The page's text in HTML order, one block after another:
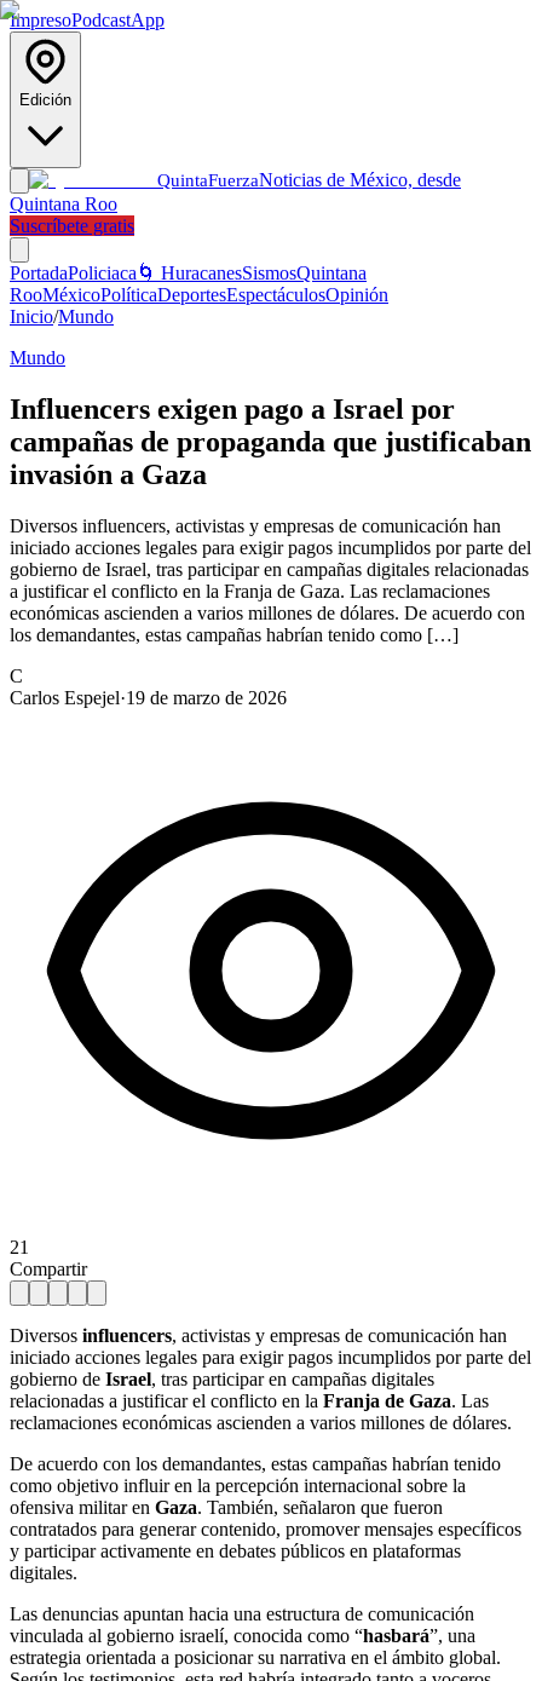
ImpresoPodcastApp
Edición
QuintaFuerzaNoticias de México, desde
Quintana Roo
Suscríbete gratis
PortadaPoliciaca 🌀 HuracanesSismosQuintana
RooMéxicoPolíticaDeportesEspectáculosOpinión
Inicio/Mundo
Mundo
Influencers exigen pago a Israel por
campañas de propaganda que justificaban
invasión a Gaza
Diversos influencers, activistas y empresas de comunicación han
iniciado acciones legales para exigir pagos incumplidos por parte del
gobierno de Israel, tras participar en campañas digitales relacionadas
a justificar el conflicto en la Franja de Gaza. Las reclamaciones
económicas ascienden a varios millones de dólares. De acuerdo con
los demandantes, estas campañas habrían tenido como […]
C
Carlos Espejel·19 de marzo de 2026
21
Compartir
Diversos influencers, activistas y empresas de comunicación han
iniciado acciones legales para exigir pagos incumplidos por parte del
gobierno de Israel, tras participar en campañas digitales
relacionadas a justificar el conflicto en la Franja de Gaza. Las
reclamaciones económicas ascienden a varios millones de dólares.
De acuerdo con los demandantes, estas campañas habrían tenido
como objetivo influir en la percepción internacional sobre la
ofensiva militar en Gaza. También, señalaron que fueron
contratados para generar contenido, promover mensajes específicos
y participar activamente en debates públicos en plataformas
digitales.
Las denuncias apuntan hacia una estructura de comunicación
vinculada al gobierno israelí, conocida como “hasbará”, una
estrategia orientada a posicionar su narrativa en el ámbito global.